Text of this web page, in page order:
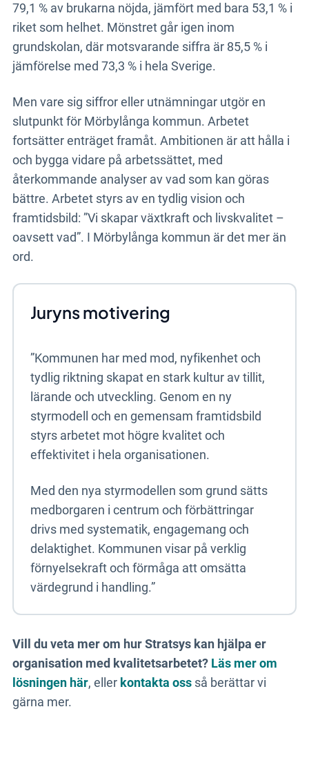
79,1 % av brukarna nöjda, jämfört med bara 53,1 % i
riket som helhet. Mönstret går igen inom
grundskolan, där motsvarande siffra är 85,5 % i
jämförelse med 73,3 % i hela Sverige.
Men vare sig siffror eller utnämningar utgör en
slutpunkt för Mörbylånga kommun. Arbetet
fortsätter enträget framåt. Ambitionen är att hålla i
och bygga vidare på arbetssättet, med
återkommande analyser av vad som kan göras
bättre. Arbetet styrs av en tydlig vision och
framtidsbild: ”Vi skapar växtkraft och livskvalitet –
oavsett vad”. I Mörbylånga kommun är det mer än
ord.
Juryns motivering
”Kommunen har med mod, nyfikenhet och
tydlig riktning skapat en stark kultur av tillit,
lärande och utveckling. Genom en ny
styrmodell och en gemensam framtidsbild
styrs arbetet mot högre kvalitet och
effektivitet i hela organisationen.
Med den nya styrmodellen som grund sätts
medborgaren i centrum och förbättringar
drivs med systematik, engagemang och
delaktighet. Kommunen visar på verklig
förnyelsekraft och förmåga att omsätta
värdegrund i handling.”
Vill du veta mer om hur Stratsys kan hjälpa er
organisation med kvalitetsarbetet? Läs mer om
lösningen här, eller kontakta ossså berättar vi
gärna mer.